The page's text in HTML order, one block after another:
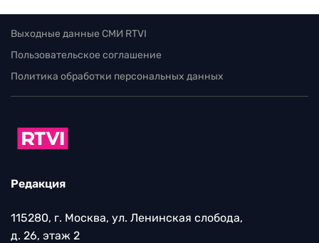
Выходные данные СМИ RTVI
Пользовательское соглашение
Политика обработки персональных данных
Редакция
115280, г. Москва, ул. Ленинская слобода,
д. 26, этаж 2